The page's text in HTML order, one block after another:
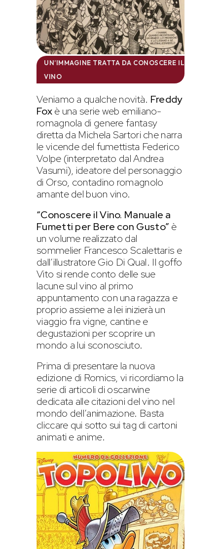
UN’IMMAGINE TRATTA DA CONOSCERE IL
VINO
Veniamo a qualche novità. Freddy
Foxè una serie web emiliano-
romagnola di genere fantasy
diretta da Michela Sartori che narra
le vicende del fumettista Federico
Volpe (interpretato dal Andrea
Vasumi), ideatore del personaggio
di Orso, contadino romagnolo
amante del buon vino.
“Conoscere il Vino. Manuale a
Fumetti per Bere con Gusto” è
un volume realizzato dal
sommelier Francesco Scalettaris e
dall’illustratore Gio Di Qual. Il goffo
Vito si rende conto delle sue
lacune sul vino al primo
appuntamento con una ragazza e
proprio assieme a lei inizierà un
viaggio fra vigne, cantine e
degustazioni per scoprire un
mondo a lui sconosciuto.
Prima di presentare la nuova
edizione di Romics, vi ricordiamo la
serie di articoli di oscarwine
dedicata alle citazioni del vino nel
mondo dell’animazione. Basta
cliccare qui sotto sui tag di cartoni
animati e anime.